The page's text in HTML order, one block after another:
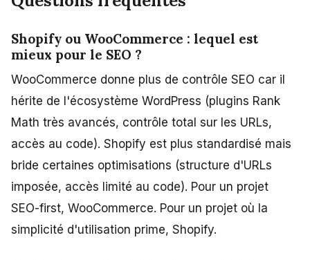
Shopify ou WooCommerce : lequel est
mieux pour le SEO ?
WooCommerce donne plus de contrôle SEO car il
hérite de l'écosystème WordPress (plugins Rank
Math très avancés, contrôle total sur les URLs,
accès au code). Shopify est plus standardisé mais
bride certaines optimisations (structure d'URLs
imposée, accès limité au code). Pour un projet
SEO-first, WooCommerce. Pour un projet où la
simplicité d'utilisation prime, Shopify.